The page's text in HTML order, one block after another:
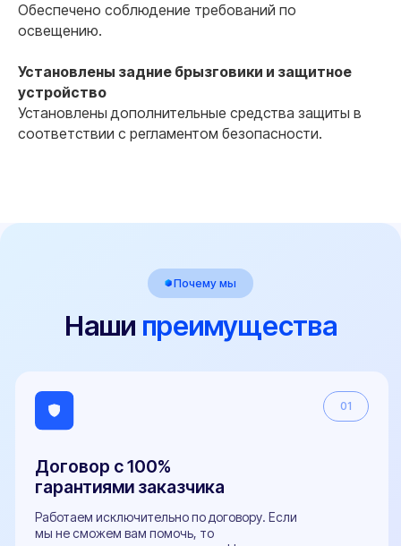
Обеспечено соблюдение требований по
освещению.
Установлены задние брызговики и защитное
устройство
Установлены дополнительные средства защиты в
соответствии с регламентом безопасности.
на всех этапах 24/7
аккредитацией
У нас своя собственная аккредитованная
лаборатория. Это позволяет сохранить низкую цену
для наших клиентов и высокую скорость выдачи
документов.
03
Остались вопросы?
Связаться
Оставьте заявку и мы